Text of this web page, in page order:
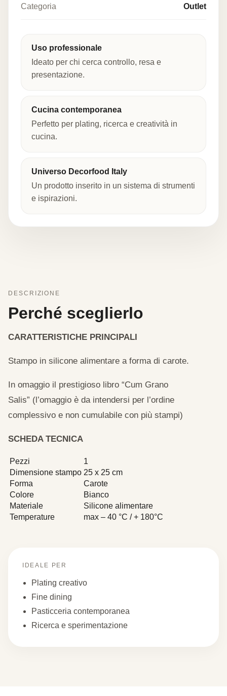
Categoria Outlet
Uso professionale
Ideato per chi cerca controllo, resa e
presentazione.
Cucina contemporanea
Perfetto per plating, ricerca e creatività in
cucina.
Universo Decorfood Italy
Un prodotto inserito in un sistema di strumenti
e ispirazioni.
DESCRIZIONE
Perché sceglierlo
CARATTERISTICHE PRINCIPALI
Stampo in silicone alimentare a forma di carote.
In omaggio il prestigioso libro “Cum Grano
Salis” (l’omaggio è da intendersi per l’ordine
complessivo e non cumulabile con più stampi)
SCHEDA TECNICA
Pezzi
1
Dimensione stampo 25 x 25 cm
Forma
Carote
Colore
Bianco
Materiale
Silicone alimentare
Temperature
max – 40 °C / + 180°C
IDEALE PER
Plating creativo
Fine dining
Pasticceria contemporanea
Ricerca e sperimentazione